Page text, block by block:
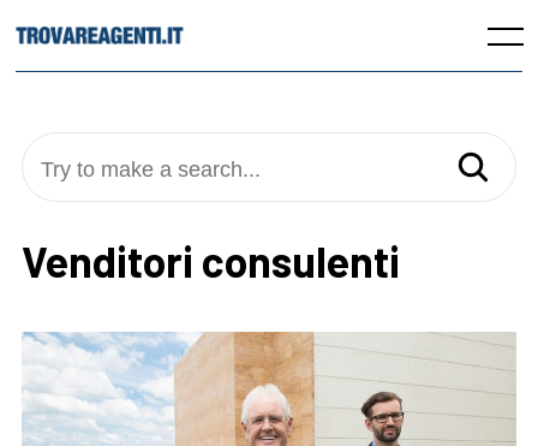
to
Menu
Try to make a search...
Venditori consulenti